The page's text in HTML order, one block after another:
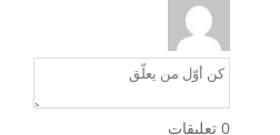
0تعليقات